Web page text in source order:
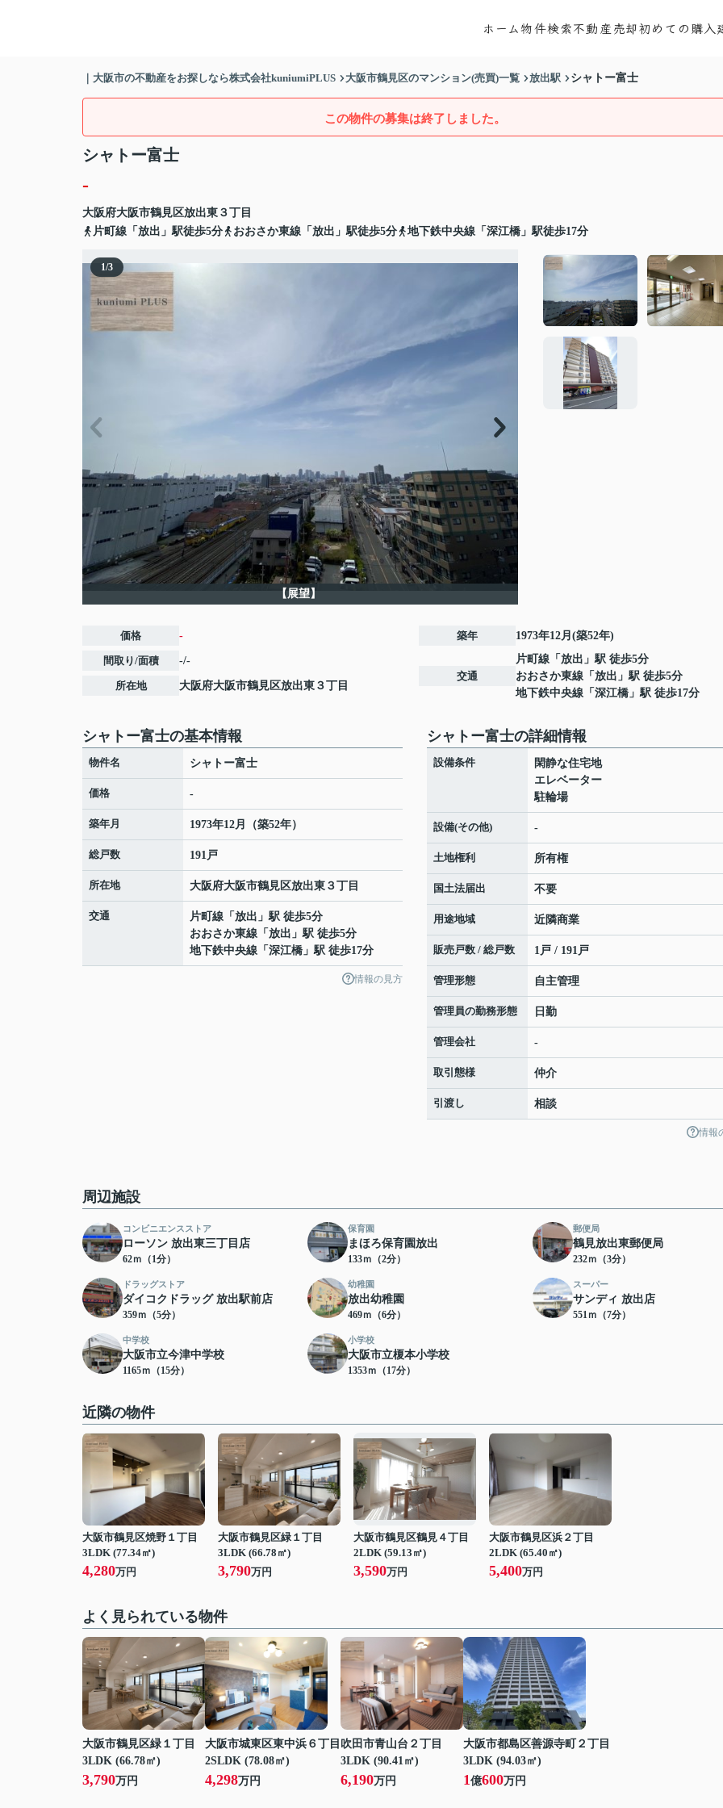
ホーム物件検索不動産売却初めての購入
｜大阪市の不動産をお探しなら株式会社kuniumiPLUS 大阪市鶴見区のマンション(売買)一覧 放出駅 シャトー富士
この物件の募集は終了しました。
シャトー富士
-
大阪府大阪市鶴見区放出東 ３丁目
片町線「放出」駅徒歩5分
おおさか東線「放出」駅徒歩5分 地下鉄中央線「深江橋」駅徒歩17分
1/3
【展望】
価格 -
間取り/面積 -/-
所在地 大阪府大阪市鶴見区放出東 ３丁目
築年 1973年12月(築52年)
交通
片町線 「 放出 」駅 徒歩5分
おおさか東線 「 放出 」駅 徒歩5分
地下鉄中央線 「 深江橋 」駅 徒歩17分
シャトー富士の基本情報
物件名 シャトー富士
価格 -
築年月 1973年12月（築52年）
総戸数 191戸
所在地 大阪府大阪市鶴見区放出東 ３丁目
交通 片町線 「 放出 」駅 徒歩5分
おおさか東線 「 放出 」駅 徒歩5分
地下鉄中央線 「 深江橋 」駅 徒歩17分
情報の見方
シャトー富士の詳細情報
設備条件
閑静な住宅地
エレベーター
駐輪場
設備(その他) -
土地権利 所有権
国土法届出 不要
用途地域 近隣商業
販売戸数 / 総戸数 1戸 / 191戸
管理形態 自主管理
管理員の勤務形態 日勤
管理会社 -
取引態様 仲介
引渡し 相談
情報
周辺施設
コンビニエンスストア
ローソン 放出東三丁目店
62ｍ（1分）
保育園
まほろ保育園放出
133ｍ（2分）
郵便局
鶴見放出東郵便局
232ｍ（3分）
ドラッグストア
ダイコクドラッグ 放出駅前店
359ｍ（5分）
幼稚園
放出幼稚園
469ｍ（6分）
スーパー
サンディ 放出店
551ｍ（7分）
中学校
大阪市立今津中学校
1165ｍ（15分）
小学校
大阪市立榎本小学校
1353ｍ（17分）
近隣の物件
大阪市鶴見区焼野１丁目
3LDK (77.34㎡)
4,280万円
大阪市鶴見区緑１丁目
3LDK (66.78㎡)
3,790万円
大阪市鶴見区鶴見４丁目
2LDK (59.13㎡)
3,590万円
大阪市鶴見区浜２丁目
2LDK (65.40㎡)
5,400万円
よく見られている物件
大阪市鶴見区緑１丁目
3LDK (66.78㎡)
3,790万円
大阪市城東区東中浜６丁目
2SLDK (78.08㎡)
4,298万円
吹田市青山台２丁目
3LDK (90.41㎡)
6,190万円
大阪市都島区善源寺町２丁目
3LDK (94.03㎡)
1億600万円